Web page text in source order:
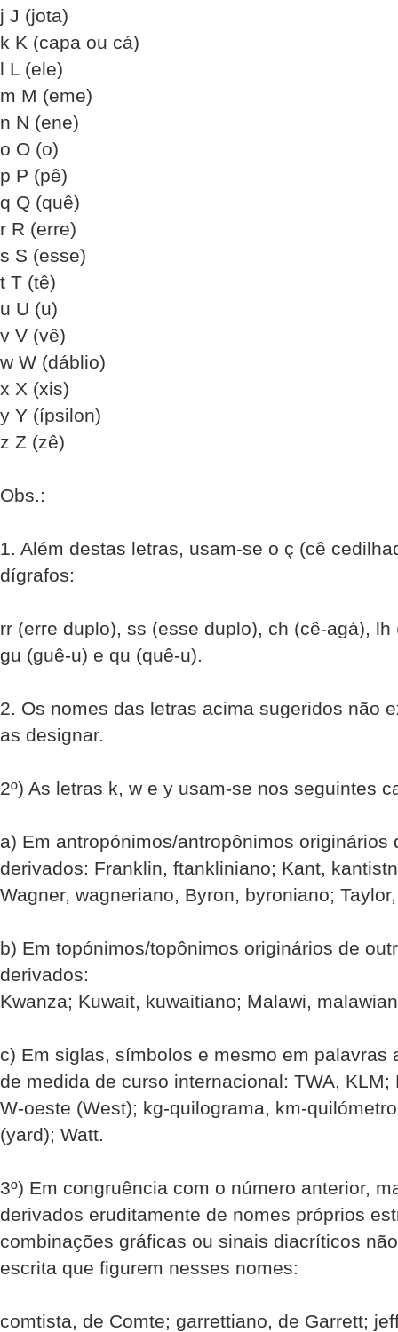
j J (jota)
k K (capa ou cá)
l L (ele)
m M (eme)
n N (ene)
o O (o)
p P (pê)
q Q (quê)
r R (erre)
s S (esse)
t T (tê)
u U (u)
v V (vê)
w W (dáblio)
x X (xis)
y Y (ípsilon)
z Z (zê)
Obs.:
1. Além destas letras, usam-se o ç (cê
dígrafos:
rr (erre duplo), ss (esse duplo), ch (cê-agá),
gu (guê-u) e qu (quê-u).
2. Os nomes das letras acima sugeridos não
as designar.
2º) As letras k, w e y usam-se nos seguintes
a) Em antropónimos/antropônimos
derivados: Franklin, ftankliniano; Kant,
Wagner, wagneriano, Byron, byroniano;
b) Em topónimos/topônimos originários de
derivados:
Kwanza; Kuwait, kuwaitiano; Malawi,
c) Em siglas, símbolos e mesmo em palavras
de medida de curso internacional: TWA,
W-oeste (West); kg-quilograma, km-
(yard); Watt.
3º) Em congruência com o número anterior,
derivados eruditamente de nomes próprios
combinações gráficas ou sinais diacríticos
escrita que figurem nesses nomes:
comtista, de Comte; garrettiano, de Garrett;